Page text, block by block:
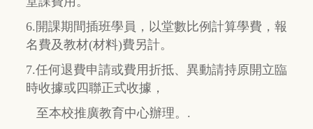
6.開課期間插班學員，以堂數比例計算學費，報
名費及教材(材料)費另計。
7.任何退費申請或費用折抵、異動請持原開立臨
時收據或四聯正式收據，
至本校推廣教育中心辦理。.